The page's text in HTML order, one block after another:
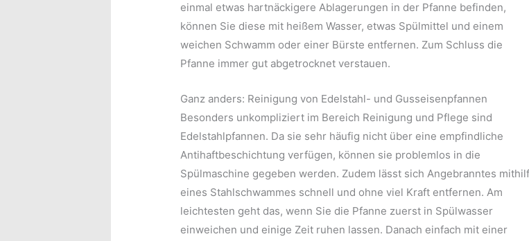
einmal etwas hartnäckigere Ablagerungen in der Pfanne befinden,
können Sie diese mit heißem Wasser, etwas Spülmittel und einem
weichen Schwamm oder einer Bürste entfernen. Zum Schluss die
Pfanne immer gut abgetrocknet verstauen.
Ganz anders: Reinigung von Edelstahl- und Gusseisenpfannen
Besonders unkompliziert im Bereich Reinigung und Pflege sind
Edelstahlpfannen. Da sie sehr häufig nicht über eine empfindliche
Antihaftbeschichtung verfügen, können sie problemlos in die
Spülmaschine gegeben werden. Zudem lässt sich Angebranntes
eines Stahlschwammes schnell und ohne viel Kraft entfernen. Am
leichtesten geht das, wenn Sie die Pfanne zuerst in Spülwasser
einweichen und einige Zeit ruhen lassen. Danach einfach mit einer